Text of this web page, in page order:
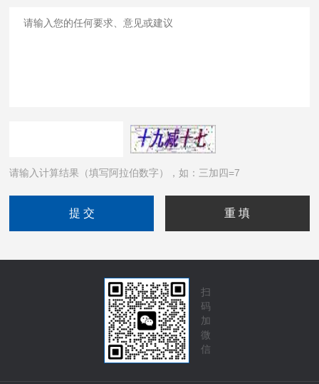
请输入计算结果（填写阿拉伯数字），如：三加四=7
扫
码
加
微
信